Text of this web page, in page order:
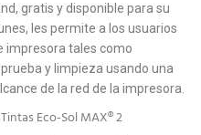
gratis y disponible para su
les permite a los usuarios
impresora tales como
y limpieza usando una
de la red de la impresora.
Eco-Sol MAX® 2